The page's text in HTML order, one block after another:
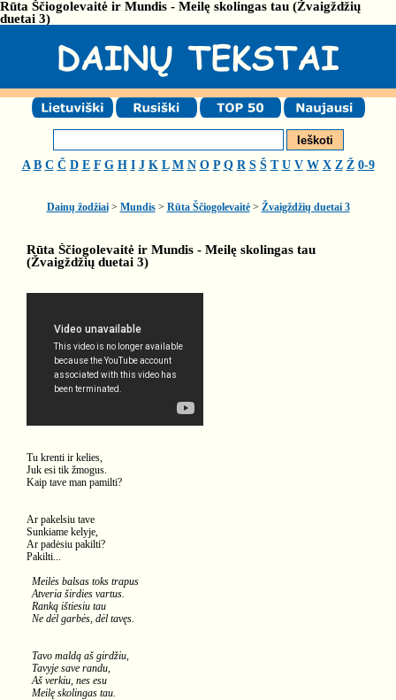
Rūta Ščiogolevaitė ir Mundis - Meilę skolingas tau (Žvaigždžių
duetai 3)
A B C Č D E F G H I J K L M N O P Q R S Š T U V W X Z Ž 0-9
Dainų žodžiai> Mundis> Rūta Ščiogolevaitė> Žvaigždžių duetai 3
Rūta Ščiogolevaitė ir Mundis - Meilę skolingas tau
(Žvaigždžių duetai 3)
Tu krenti ir kelies,
Juk esi tik žmogus.
Kaip tave man pamilti?
Ar pakelsiu tave
Sunkiame kelyje,
Ar padėsiu pakilti?
Pakilti...
Meilės balsas toks trapus
Atveria širdies vartus.
Ranką ištiesiu tau
Ne dėl garbės, dėl tavęs.
Tavo maldą aš girdžiu,
Tavyje save randu,
Aš verkiu, nes esu
Meilę skolingas tau.